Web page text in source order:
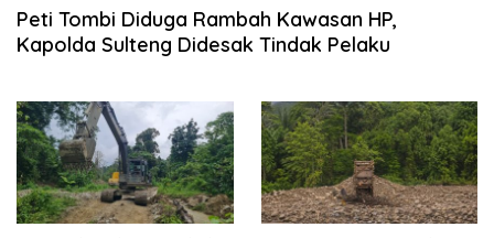
Peti Tombi Diduga Rambah Kawasan HP,
Kapolda Sulteng Didesak Tindak Pelaku